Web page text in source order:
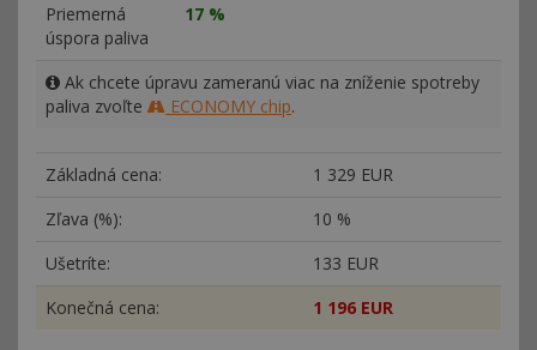
Priemerná
úspora paliva
17 %
Ak chcete úpravu zameranú viac na zníženie spotreby
paliva zvoľte
ECONOMY chip.
Základná cena: 1 329 EUR
Zľava (%):
10 %
Ušetríte:
133 EUR
Konečná cena:
1 196 EUR